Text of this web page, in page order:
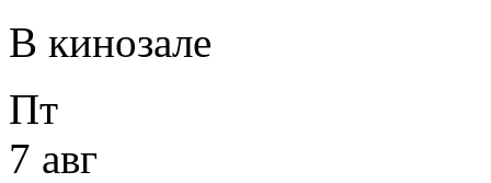
В кинозале
Пт
7 авг